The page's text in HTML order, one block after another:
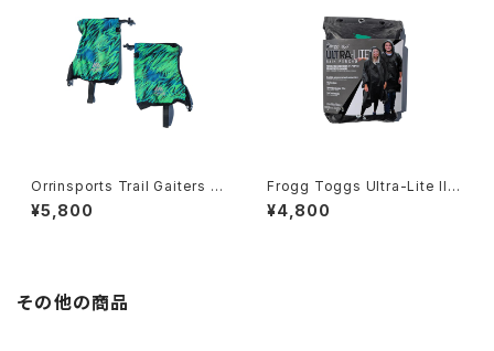
Orrinsports Trail Gaiters L
ow
¥5,800
Frogg Toggs Ultra-Lite II P
oncho
¥4,800
その他の商品